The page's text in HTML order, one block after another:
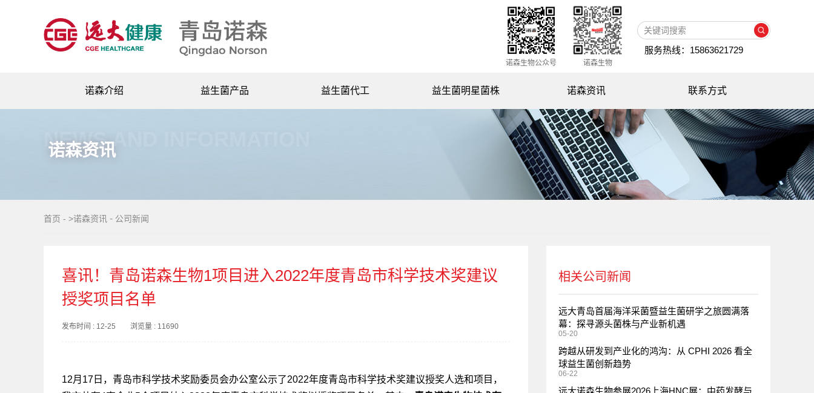
诺森生物公众号 诺森生物
服务热线：15863621729
诺森介绍
企业荣誉
益生菌产品 益生菌代工 益生菌明星菌株
动物双歧杆菌NSY0201
副干酪乳杆菌NSL0201
诺森资讯
公司新闻
媒体专访
知识百科
联系方式
NEWS AND INFORMATION
诺森资讯
首页 - >诺森资讯 - 公司新闻
喜讯！青岛诺森生物1项目进入2022年度青岛市科学技术奖建议
授奖项目名单
发布时间 : 12-25 浏览量 : 11690
12月17日，青岛市科学技术奖励委员会办公室公示了2022年度青岛市科学技术奖建议授奖人选和项目，
相关公司新闻
远大青岛首届海洋采菌暨益生菌研学之旅圆满落
幕：探寻源头菌株与产业新机遇
05-20
跨越从研发到产业化的鸿沟：从 CPHI 2026 看全
球益生菌创新趋势
06-22
远大诺森生物参展2026上海HNC展：中药发酵与